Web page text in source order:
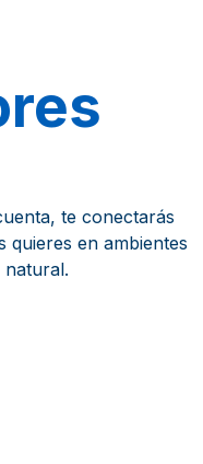
te conectarás
quieres en ambientes
natural.